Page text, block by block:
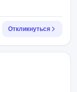
Откликнуться